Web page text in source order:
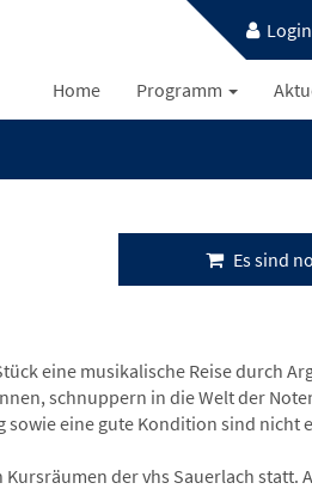
Login
Home Programm
Es sind
eine musikalische Reise durch
schnuppern in die Welt der
sowie eine gute Kondition sind nicht
der vhs Sauerlach statt.